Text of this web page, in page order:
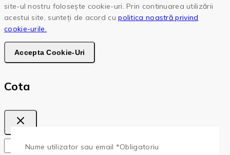
site-ul nostru folosește cookie-uri. Prin continuarea utilizării
acestui site, sunteți de acord cupolitica noastră privind
cookie-urile.
Accepta Cookie-Uri
Cota
CopyCopied!
Nume utilizator sau email *Obligatoriu